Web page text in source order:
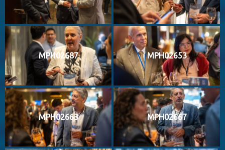
MPH02687 MPH02653
MPH02663 MPH02667